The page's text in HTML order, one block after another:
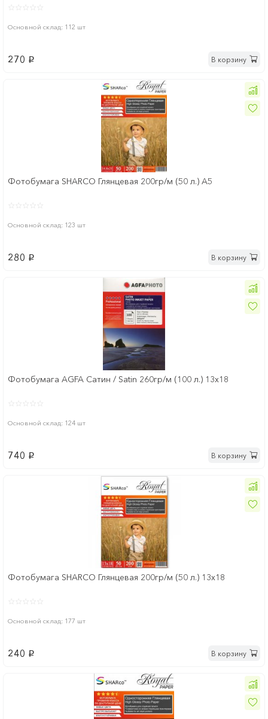
Основной склад: 112 шт
270 p В корзину
Фотобумага SHARCO Глянцевая 200гр/м (50 л.) A5
Основной склад: 123 шт
280 p В корзину
Фотобумага AGFA Сатин / Satin 260гр/м (100 л.) 13х18
Основной склад: 124 шт
740 p В корзину
Фотобумага SHARCO Глянцевая 200гр/м (50 л.) 13х18
Основной склад: 177 шт
240 p В корзину